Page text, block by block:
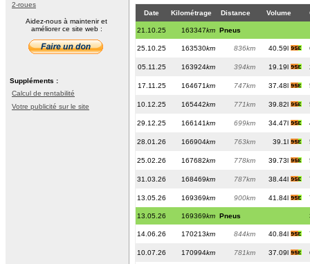
2-roues
Aidez-nous à maintenir et
améliorer ce site web :
Suppléments :
Calcul de rentabilité
Votre publicité sur le site
Date Kilométrage Distance Volume
21.10.25 163347km Pneus
25.10.25 163530km 836km 40.59l
05.11.25 163924km 394km 19.19l
17.11.25 164671km 747km 37.48l
10.12.25 165442km 771km 39.82l
29.12.25 166141km 699km 34.47l
28.01.26 166904km 763km 39.1l
25.02.26 167682km 778km 39.73l
31.03.26 168469km 787km 38.44l
13.05.26 169369km 900km 41.84l
13.05.26 169369km Pneus
14.06.26 170213km 844km 40.84l
10.07.26 170994km 781km 37.09l